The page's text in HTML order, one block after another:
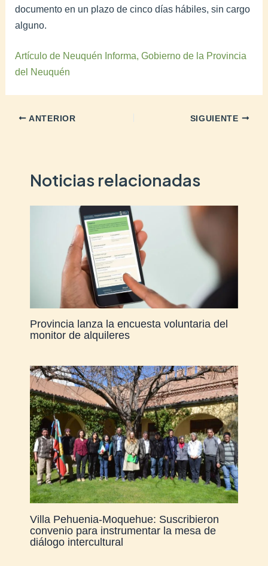
documento en un plazo de cinco días hábiles, sin cargo
alguno.
Artículo de Neuquén Informa, Gobierno de la Provincia
del Neuquén
ANTERIOR SIGUIENTE
Noticias relacionadas
Provincia lanza la encuesta voluntaria del
monitor de alquileres
Villa Pehuenia-Moquehue: Suscribieron
convenio para instrumentar la mesa de
diálogo intercultural